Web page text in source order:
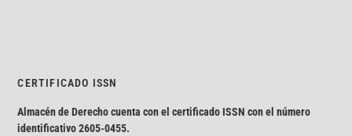
CERTIFICADO ISSN
Almacén de Derecho cuenta con el certificado ISSN con el número
identificativo2605-0455.